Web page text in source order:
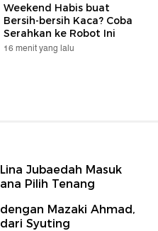
Weekend Habis buat
Bersih-bersih Kaca? Coba
Serahkan ke Robot Ini
16 menit yang lalu
Jubaedah Masuk
Pilih Tenang
Mazaki Ahmad,
Syuting